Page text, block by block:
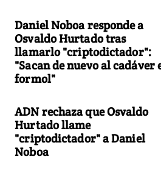
Daniel Noboa responde a
Osvaldo Hurtado tras
llamarlo "criptodictador":
"Sacan de nuevo al cadáver
formol"
ADN rechaza que Osvaldo
Hurtado llame
"criptodictador" a Daniel
Noboa